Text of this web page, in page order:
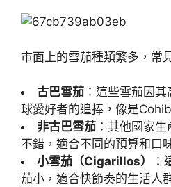
市面上的雪茄種類繁多，常
古巴雪茄 ：這些雪茄因
球愛好者的追捧，像是
非古巴雪茄 ：其他國家
不錯，適合不同的預算和口
小雪茄（Cigarillos）
：
茄小，適合快節奏的生活人